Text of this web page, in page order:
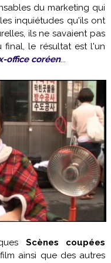
du marketing qui
inquiétudes qu'ils ont
ils ne savaient pas
final, le résultat est l'un
office coréen...
Scènes coupées
ainsi que des autres